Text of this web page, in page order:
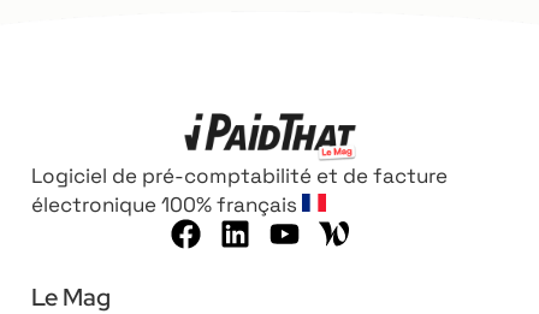
Logiciel de pré-comptabilité et de facture
électronique 100% français
Le Mag